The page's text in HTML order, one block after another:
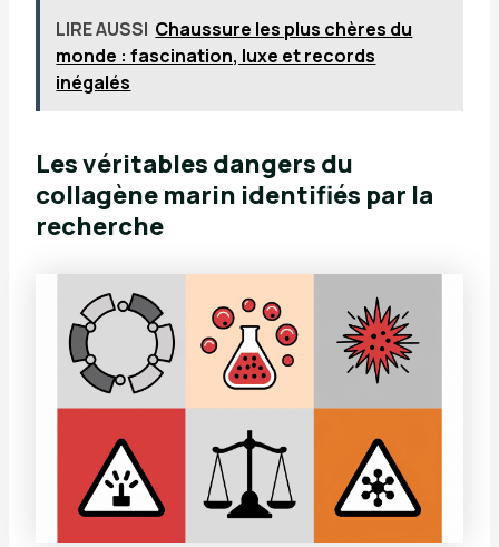
LIRE AUSSI Chaussure les plus chères du
monde : fascination, luxe et records
inégalés
Les véritables dangers du
collagène marin identifiés par la
recherche